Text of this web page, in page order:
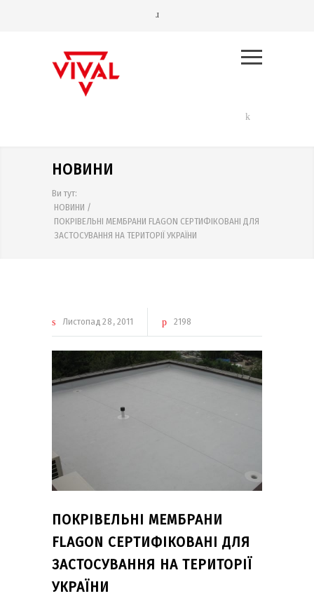
НОВИНИ
Ви тут:
НОВИНИ /
ПОКРІВЕЛЬНІ МЕМБРАНИ FLAGON СЕРТИФІКОВАНІ ДЛЯ
ЗАСТОСУВАННЯ НА ТЕРИТОРІЇ УКРАЇНИ
Листопад 28 2011 2198
ПОКРІВЕЛЬНІ МЕМБРАНИ
FLAGON СЕРТИФІКОВАНІ ДЛЯ
ЗАСТОСУВАННЯ НА ТЕРИТОРІЇ
УКРАЇНИ